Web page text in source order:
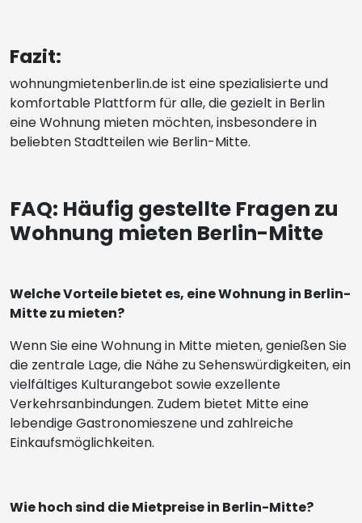
Fazit:
wohnungmietenberlin.de ist eine spezialisierte und
komfortable Plattform für alle, die gezielt in Berlin
eine Wohnung mieten möchten, insbesondere in
beliebten Stadtteilen wie Berlin-Mitte.
FAQ: Häufig gestellte Fragen zu
Wohnung mieten Berlin-Mitte
Welche Vorteile bietet es, eine Wohnung in Berlin-
Mitte zu mieten?
Wenn Sie eine Wohnung in Mitte mieten, genießen Sie
die zentrale Lage, die Nähe zu Sehenswürdigkeiten, ein
vielfältiges Kulturangebot sowie exzellente
Verkehrsanbindungen. Zudem bietet Mitte eine
lebendige Gastronomieszene und zahlreiche
Einkaufsmöglichkeiten.
Wie hoch sind die Mietpreise in Berlin-Mitte?